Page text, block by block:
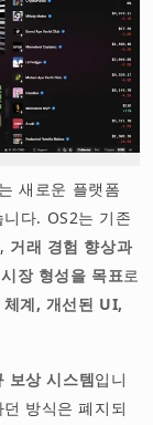
새로운 플랫폼
다. OS2는 기존
거래 경험 향상과
장 형성을 목표로
계, 개선된 UI,
보상 시스템입니
방식은 폐지되